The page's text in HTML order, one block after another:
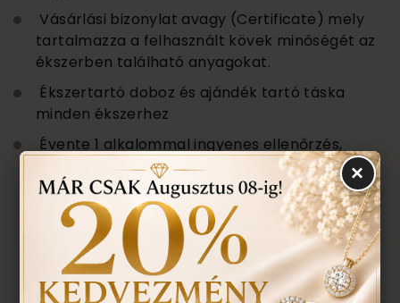
Vásárlási bizonylat avagy (Certificate) mely
tartalmazza a felhasznált kövek minőségét az
ékszerben található anyagokat.
Ékszertartó doboz és ajándék tartó táska
minden ékszerhez
Évente 1 alkalommal ingyenes ellenőrzés,
rejtett károsodás történt-e , mozgó kő,
repedés a gyűrűn stb. Az általunk felfedezett
hibákat ingyenesen javítjuk.
ÉRDEKEL A TERMÉK, AJÁNLATOT
×